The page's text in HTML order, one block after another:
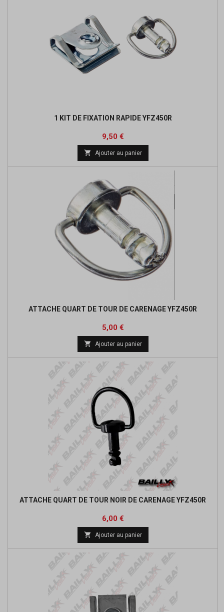
1 KIT DE FIXATION RAPIDE YFZ450R
Prix
9,50 €
 Ajouter au panier
ATTACHE QUART DE TOUR DE CARENAGE YFZ450R
Prix
5,00 €
 Ajouter au panier
ATTACHE QUART DE TOUR NOIR DE CARENAGE YFZ450R
Prix
6,00 €
 Ajouter au panier